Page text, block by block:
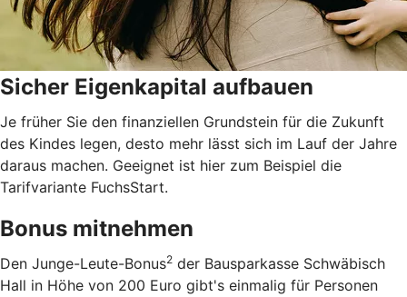
Sicher Eigenkapital aufbauen
Je früher Sie den finanziellen Grundstein für die Zukunft
des Kindes legen, desto mehr lässt sich im Lauf der Jahre
daraus machen. Geeignet ist hier zum Beispiel die
Tarifvariante FuchsStart.
Bonus mitnehmen
Den Junge-Leute-Bonus2 der Bausparkasse Schwäbisch
Hall in Höhe von 200 Euro gibt's einmalig für Personen